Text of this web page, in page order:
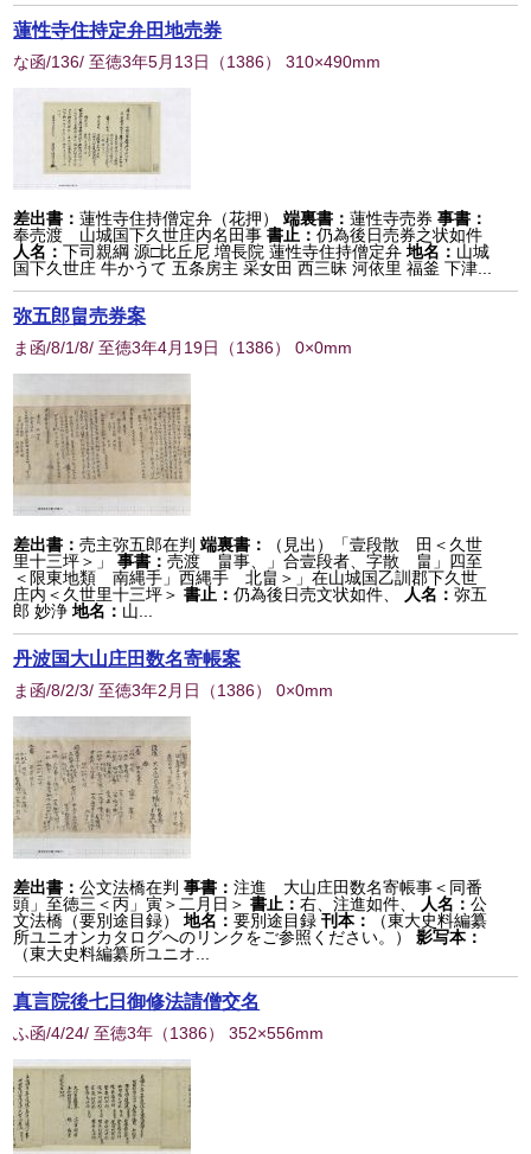
蓮性寺住持定弁田地売券
な函/136/ 至徳3年5月13日 （1386） 310×490mm
差出書：蓮性寺住持僧定弁（花押） 端裏書：蓮性寺売券 事書：
奉売渡 山城国下久世庄内名田事 書止：仍為後日売券之状如件
人名：下司親綱 源□比丘尼 増長院 蓮性寺住持僧定弁 地名： 山城
国下久世庄 牛かうて 五条房主 采女田 西三昧 河依里 福釜 下津...
弥五郎畠売券案
ま函/8/1/8/ 至徳3年4月19日 （1386） 0×0mm
差出書：売主弥五郎在判 端裏書：
（見出）「壹段散 田＜久世
里十三坪＞」
事書：売渡 畠事、」合壹段者、字散 畠」四至
＜限東地類 南縄手」西縄手 北畠＞」在山城国乙訓郡下久世
庄内＜久世里十三坪＞ 書止：仍為後日売文状如件、 人名：弥五
郎 妙浄 地名： 山...
丹波国大山庄田数名寄帳案
ま函/8/2/3/ 至徳3年2月日 （1386） 0×0mm
差出書：公文法橋在判 事書：注進 大山庄田数名寄帳事＜同番
頭」至徳三＜丙」寅＞二月日＞ 書止：右、注進如件、 人名：公
文法橋（要別途目録）
地名：要別途目録 刊本：
（東大史料編纂
所ユニオンカタログへのリンクをご参照ください。）
影写本：
（東大史料編纂所ユニオ...
真言院後七日御修法請僧交名
ふ函/4/24/ 至徳3年 （1386） 352×556mm